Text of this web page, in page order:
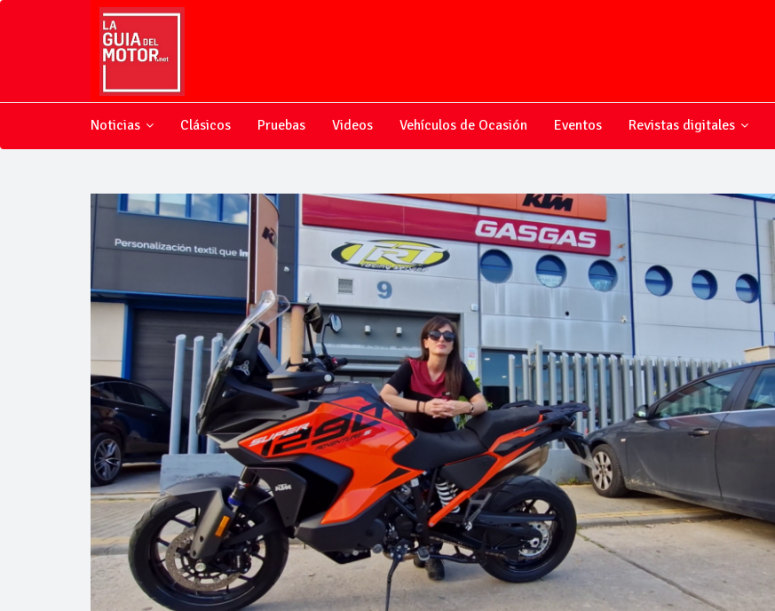
Noticias Clásicos Pruebas Videos Vehículos de Ocasión Eventos Revistas digitales